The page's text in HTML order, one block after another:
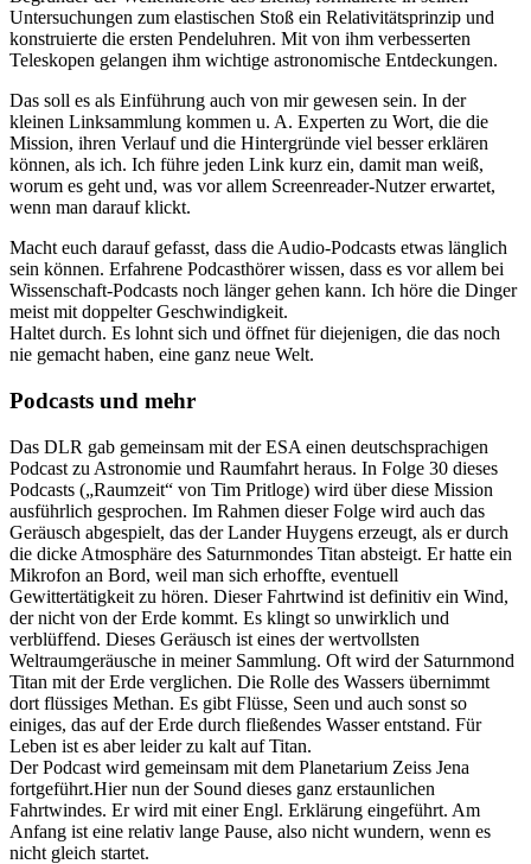
Untersuchungen zum elastischen Stoß ein Relativitätsprinzip und
konstruierte die ersten Pendeluhren. Mit von ihm verbesserten
Teleskopen gelangen ihm wichtige astronomische Entdeckungen.
Das soll es als Einführung auch von mir gewesen sein. In der
kleinen Linksammlung kommen u. A. Experten zu Wort, die die
Mission, ihren Verlauf und die Hintergründe viel besser erklären
können, als ich. Ich führe jeden Link kurz ein, damit man weiß,
worum es geht und, was vor allem Screenreader-Nutzer erwartet,
wenn man darauf klickt.
Macht euch darauf gefasst, dass die Audio-Podcasts etwas länglich
sein können. Erfahrene Podcasthörer wissen, dass es vor allem bei
Wissenschaft-Podcasts noch länger gehen kann. Ich höre die Dinger
meist mit doppelter Geschwindigkeit.
Haltet durch. Es lohnt sich und öffnet für diejenigen, die das noch
nie gemacht haben, eine ganz neue Welt.
Podcasts und mehr
Das DLR gab gemeinsam mit der ESA einen deutschsprachigen
Podcast zu Astronomie und Raumfahrt heraus. In Folge 30 dieses
Podcasts („Raumzeit“ von Tim Pritloge) wird über diese Mission
ausführlich gesprochen. Im Rahmen dieser Folge wird auch das
Geräusch abgespielt, das der Lander Huygens erzeugt, als er durch
die dicke Atmosphäre des Saturnmondes Titan absteigt. Er hatte ein
Mikrofon an Bord, weil man sich erhoffte, eventuell
Gewittertätigkeit zu hören. Dieser Fahrtwind ist definitiv ein Wind,
der nicht von der Erde kommt. Es klingt so unwirklich und
verblüffend. Dieses Geräusch ist eines der wertvollsten
Weltraumgeräusche in meiner Sammlung. Oft wird der Saturnmond
Titan mit der Erde verglichen. Die Rolle des Wassers übernimmt
dort flüssiges Methan. Es gibt Flüsse, Seen und auch sonst so
einiges, das auf der Erde durch fließendes Wasser entstand. Für
Leben ist es aber leider zu kalt auf Titan.
Der Podcast wird gemeinsam mit dem Planetarium Zeiss Jena
fortgeführt.Hier nun der Sound dieses ganz erstaunlichen
Fahrtwindes. Er wird mit einer Engl. Erklärung eingeführt. Am
Anfang ist eine relativ lange Pause, also nicht wundern, wenn es
nicht gleich startet.